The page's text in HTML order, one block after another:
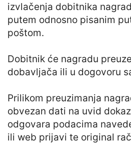
izvlačenja dobitnika
putem odnosno pisanim
poštom.
Dobitnik će nagradu
dobavljača ili u dogovoru
Prilikom preuzimanja
obvezan dati na uvid
odgovara podacima
ili web prijavi te original